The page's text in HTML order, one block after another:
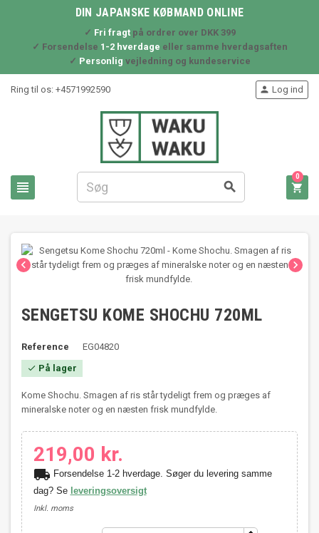
DIN JAPANSKE KØBMAND ONLINE
✓ Fri fragtpå ordrer over DKK 399
✓ Forsendelse 1-2 hverdage eller samme hverdagsaften
✓ Personlig vejledning og kundeservice
Ring til os: +4571992590
 
 Log ind

0
 
SENGETSU KOME SHOCHU 720ML
Reference EG04820
 På lager
Kome Shochu. Smagen af ris står tydeligt frem og præges af
mineralske noter og en næsten frisk mundfylde.
219,00 kr.
local_shippingForsendelse 1-2 hverdage. Søger du levering samme
dag? Se leveringsoversigt
Inkl. moms